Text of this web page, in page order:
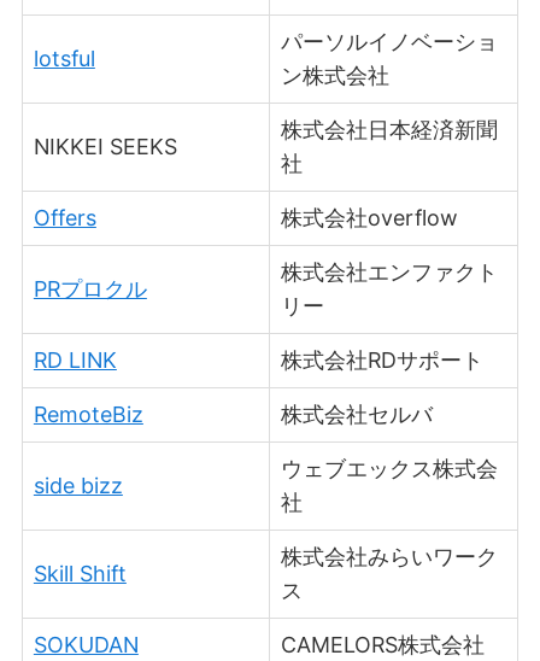
lotsful
パーソルイノベーショ
ン株式会社
NIKKEI SEEKS
株式会社日本経済新聞
社
Offers 株式会社overflow
PRプロクル
株式会社エンファクト
リー
RD LINK 株式会社RDサポート
RemoteBiz 株式会社セルバ
side bizz
ウェブエックス株式会
社
Skill Shift
株式会社みらいワーク
ス
SOKUDAN CAMELORS株式会社